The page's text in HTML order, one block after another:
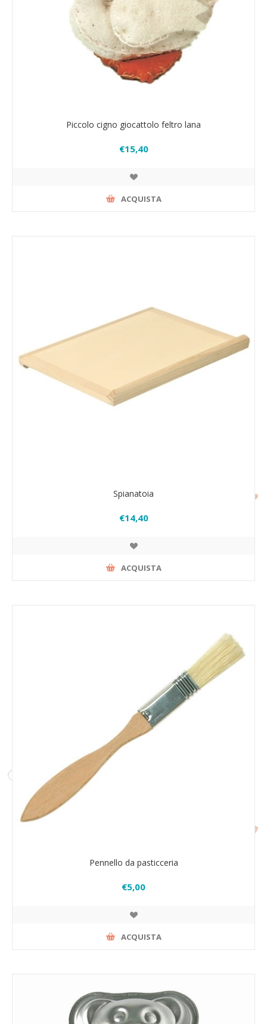
Piccolo cigno giocattolo feltro lana
€15,40
ACQUISTA
Spianatoia
€14,40
ACQUISTA
Pennello da pasticceria
€5,00
ACQUISTA